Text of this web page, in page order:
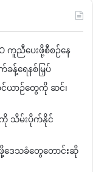
ကူညီပေးဖို့စီစဉ်နေ
န့်ရေနစ်မြှပ်
င်ယာဉ်တွေကို ဆင်၊
သိမ်းပိုက်နိုင်
ဒေသခံတွေတောင်းဆို